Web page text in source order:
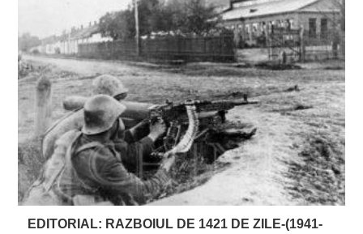
EDITORIAL: RAZBOIUL DE 1421 DE ZILE-(1941-